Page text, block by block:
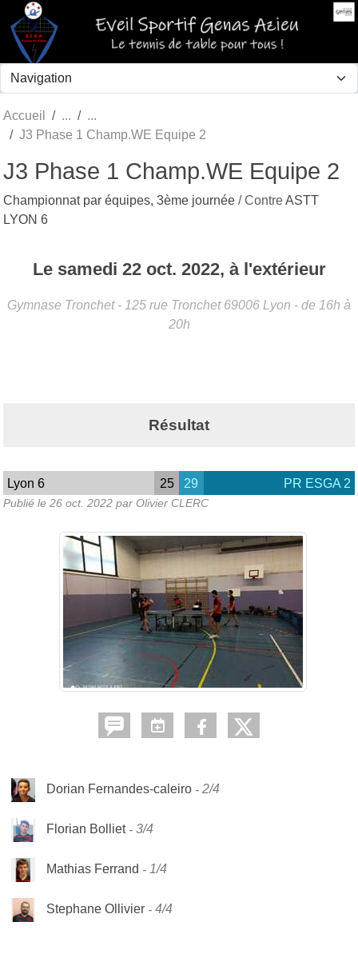
Accueil
J3 Phase 1 Champ.WE Equipe 2
J3 Phase 1 Champ.WE Equipe 2
Championnat par équipes, 3ème journée / ContreASTT
LYON 6
Le samedi 22 oct. 2022, à l'extérieur
Gymnase Tronchet - 125 rue Tronchet 69006 Lyon - de 16h à
20h
Résultat
Lyon 6 25 29 PR ESGA 2
Publié le 26 oct. 2022 par Olivier CLERC
Dorian Fernandes-caleiro 2/4
Florian Bolliet 3/4
Mathias Ferrand 1/4
Stephane Ollivier 4/4
Panneau de gestion des cookies